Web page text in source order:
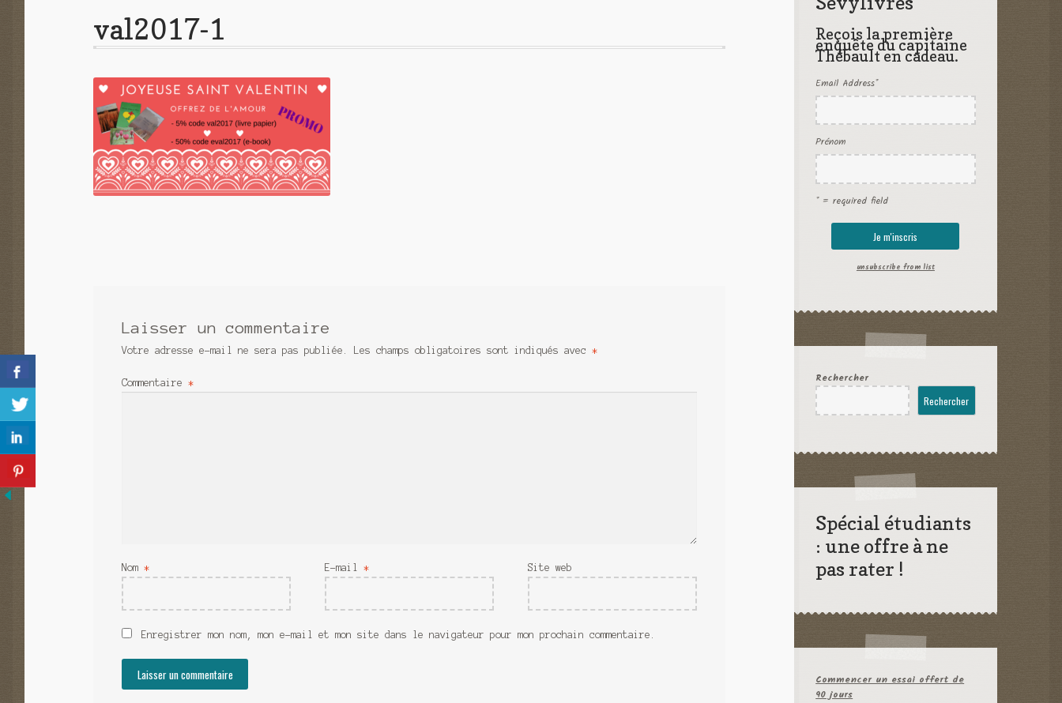
val2017-1
Laisser un commentaire
Votre adresse e-mail ne sera pas publiée. Les champs obligatoires sont indiqués avec*
Commentaire*
Nom* E-mail* Site web
Enregistrer mon nom, mon e-mail et mon site dans le navigateur pour mon prochain commentaire.
Reçois la première
enquête du capitaine
Thébault en cadeau.
Email Address*
Prénom
* = required field
unsubscribe from list
Rechercher
Rechercher
Spécial étudiants
: une offre à ne
pas rater !
Commencer un essai offert de
90 jours